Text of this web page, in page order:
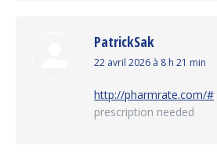
PatrickSak
dit
22 avril 2026 à 8 h 21 min
http://pharmrate.com/#
prescription needed